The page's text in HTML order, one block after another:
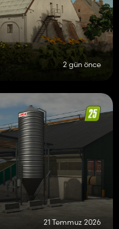
2 gün önce
21 Temmuz 2026